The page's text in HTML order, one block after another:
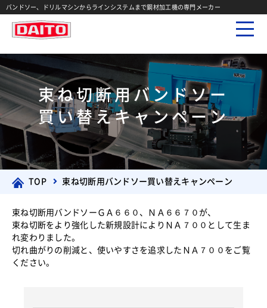
バンドソー、ドリルマシンからラインシステムまで鋼材加工機の専門メーカー
束ね切断用バンドソー
買い替えキャンペーン
TOP 束ね切断用バンドソー買い替えキャンペーン
束ね切断用バンドソーＧＡ６６０、ＮＡ６６７０が、
束ね切断をより強化した新規設計によりＮＡ７００として生ま
れ変わりました。
切れ曲がりの削減と、使いやすさを追求したＮＡ７００をご覧
ください。